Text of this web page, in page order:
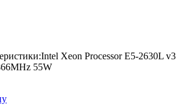
Xeon Processor E5-2630L v3
55W